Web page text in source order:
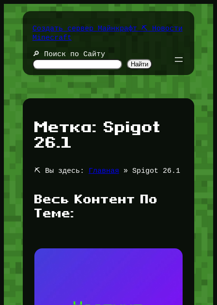
содержимомуСоздать сервер Майнкрафт ⛏️ Новости
Minecraft
🔎 Поиск по Сайту
Найти
Метка: Spigot
26.1
⛏️ Вы здесь: Главная » Spigot 26.1
Весь Контент По
Теме: